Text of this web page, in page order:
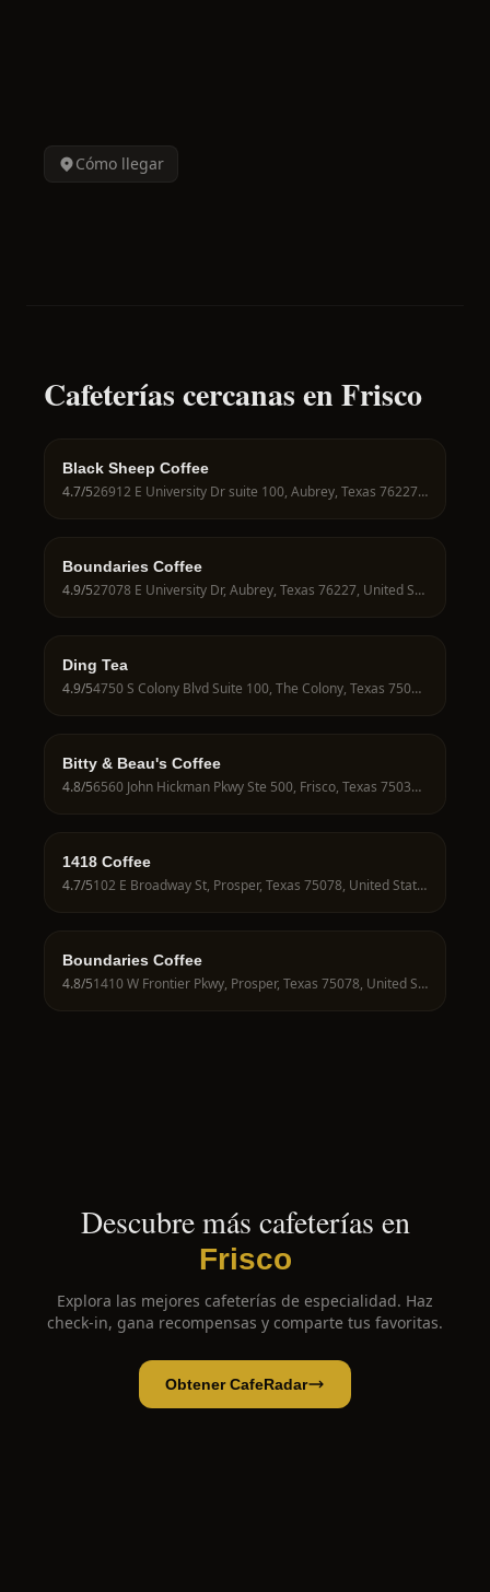
Cómo llegar
Cafeterías cercanas en Frisco
Black Sheep Coffee
4.7/5 26912 E University Dr suite 100, Aubrey, Texas 76227, United States
Boundaries Coffee
4.9/5 27078 E University Dr, Aubrey, Texas 76227, United States
Ding Tea
4.9/5 4750 S Colony Blvd Suite 100, The Colony, Texas 75056, United States
Bitty & Beau's Coffee
4.8/5 6560 John Hickman Pkwy Ste 500, Frisco, Texas 75034, United States
1418 Coffee
4.7/5 102 E Broadway St, Prosper, Texas 75078, United States
Boundaries Coffee
4.8/5 1410 W Frontier Pkwy, Prosper, Texas 75078, United States
Descubre más cafeterías en
Frisco
Explora las mejores cafeterías de especialidad. Haz
check-in, gana recompensas y comparte tus favoritas.
Obtener CafeRadar